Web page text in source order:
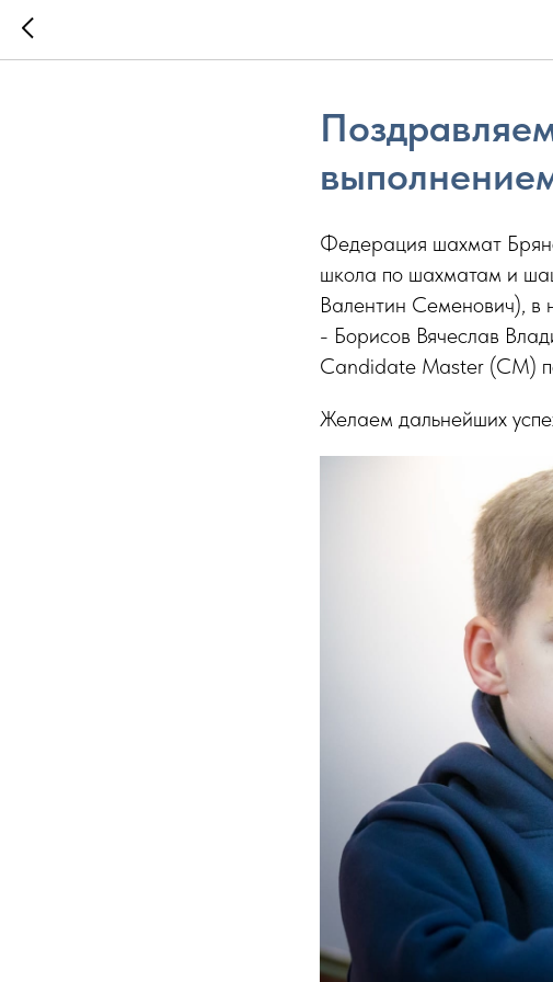
Федерация шахмат
школа по шахматам и
Валентин Семенович), в
- Борисов Вячеслав
Candidate Master (CM)
Желаем дальнейших